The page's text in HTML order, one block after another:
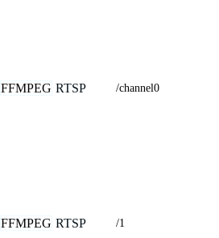
FFMPEG RTSP /channel0
FFMPEG RTSP /1